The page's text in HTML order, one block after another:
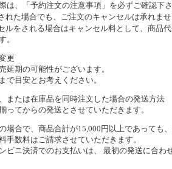
は、「予約注文の注意事項」を必ずご確認下さ
れた場合でも、ご注文のキャンセルは承れませ
ルをされる場合はキャンセル料として、商品
。
更
延期の可能性がございます。
で目安とお考えください。
または在庫品を同時注文した場合の発送方法
ってからの発送とさせていただきます。
場合で、商品合計が15,000円以上であっても
手数料はご請求させていただきます。
ビニ決済でのお支払いは、 最初の発送に合わ